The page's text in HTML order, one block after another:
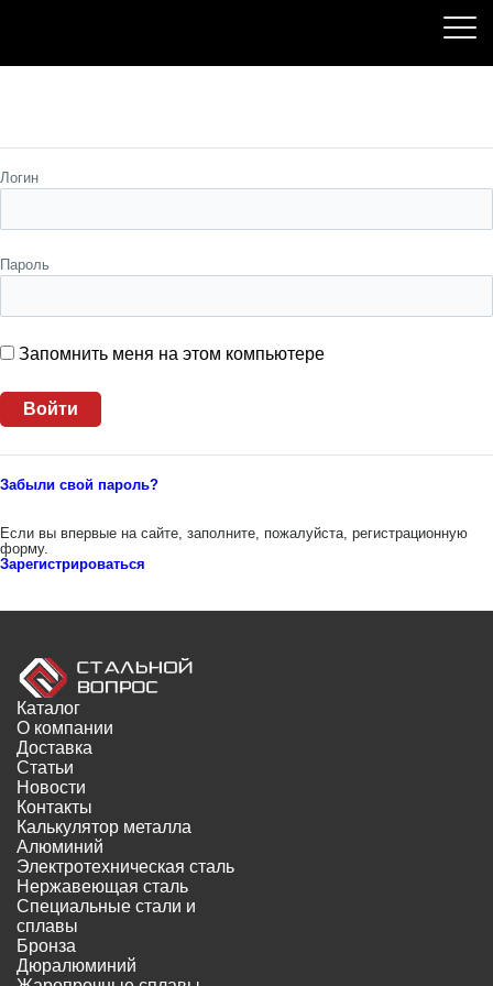
Логин
Пароль
Запомнить меня на этом компьютере
Забыли свой пароль?
Если вы впервые на сайте, заполните, пожалуйста, регистрационную
форму.
Зарегистрироваться
Каталог
О компании
Доставка
Статьи
Новости
Контакты
Калькулятор металла
Алюминий
Электротехническая сталь
Нержавеющая сталь
Специальные стали и
сплавы
Бронза
Дюралюминий